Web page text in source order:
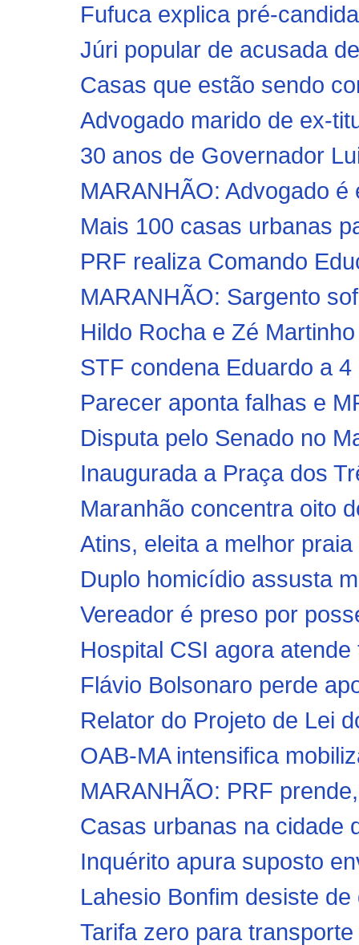
Fufuca explica pré-
Júri popular de acusada
Casas que estão sendo
Advogado marido de ex-
30 anos de Governador
MARANHÃO: Advogado
Mais 100 casas urbanas
PRF realiza Comando
MARANHÃO: Sargento
Hildo Rocha e Zé
STF condena Eduardo a
Parecer aponta falhas e
Disputa pelo Senado no
Inaugurada a Praça dos
Maranhão concentra oito
Atins, eleita a melhor
Duplo homicídio assusta
Vereador é preso por
Hospital CSI agora
Flávio Bolsonaro perde
Relator do Projeto de Lei
OAB-MA intensifica
MARANHÃO: PRF
Casas urbanas na cidade
Inquérito apura suposto
Lahesio Bonfim desiste
Tarifa zero para